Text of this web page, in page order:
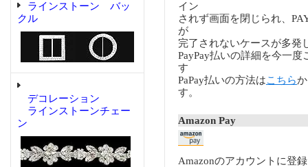
ラインストーン バッ
クル
デコレーション
ラインストーンチェー
ン
イン
されず画面を閉じられ、
が
完了されないケースが多発
PayPay払いの詳細を今一度
す
PaPay払いの方法はこちら
す。
Amazon Pay
Amazonのアカウントに登